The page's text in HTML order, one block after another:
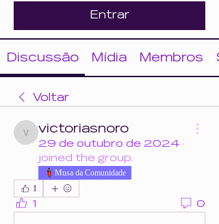
Entrar
Discussão Mídia Membros
Voltar
victoriasnoro
victoriasnoro
29 de outubro de 2024 ·
joined the group.
Musa da Comunidade
1
1 0